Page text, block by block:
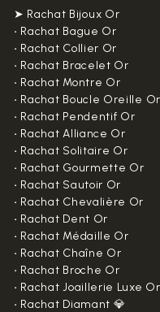
➤ Rachat Bijoux Or
• Rachat Bague Or
• Rachat Collier Or
• Rachat Bracelet Or
• Rachat Montre Or
• Rachat Boucle Oreille Or
• Rachat Pendentif Or
• Rachat Alliance Or
• Rachat Solitaire Or
• Rachat Gourmette Or
• Rachat Sautoir Or
• Rachat Chevalière Or
• Rachat Dent Or
• Rachat Médaille Or
• Rachat Chaîne Or
• Rachat Broche Or
• Rachat Joaillerie Luxe Or
• Rachat Diamant 💎